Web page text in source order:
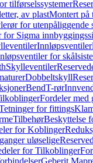
tilførselssystemer
av plastMontert på
for utenpåliggende
for Sigma
Innløpsventiler
for
Skylleventiler
Dobbeltskyll
BendT-rør
Fordeler med
for fittings
TilbehørBeskyttelse
for Koblinger
uløselige
for Tilkoblinger
Geberit